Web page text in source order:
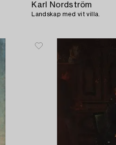
Karl Nordström
Landskap med vit villa.